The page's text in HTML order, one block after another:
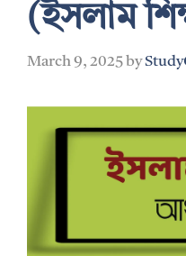
(ইসলাম
March 9, 2025 by